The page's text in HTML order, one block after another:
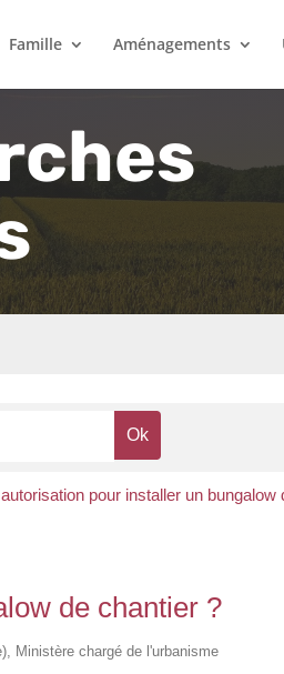
Famille Aménagements
pour installer un bungalow
de chantier ?
Ministère chargé de l'urbanisme